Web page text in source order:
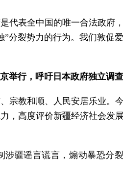
代表全中国的唯一合法政府
分裂势力的行为。我们敦促
举行，呼吁日本政府独立调
宗教和顺、人民安居乐业。
，高度评价新疆经济社会发
疆谣言谎言，煽动暴恐分